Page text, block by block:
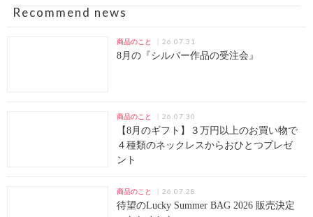
Recommend news
商品のこと 26.07.31
8月の『シルバー作品の受注会』
商品のこと 26.07.30
【8月のギフト】３万円以上のお買い物で
４種類のネックレスからおひとつプレゼ
ント
商品のこと 26.07.28
待望のLucky Summer BAG 2026 販売決定